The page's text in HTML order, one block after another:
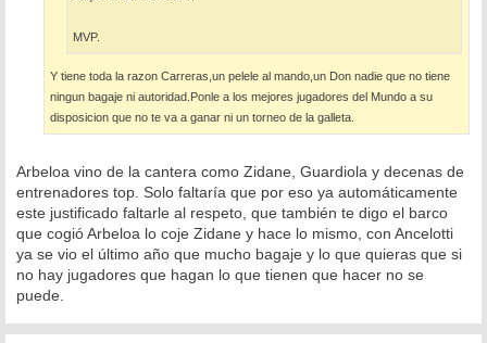
MVP.
Y tiene toda la razon Carreras,un pelele al mando,un Don nadie que no tiene
ningun bagaje ni autoridad.Ponle a los mejores jugadores del Mundo a su
disposicion que no te va a ganar ni un torneo de la galleta.
Arbeloa vino de la cantera como Zidane, Guardiola y decenas de
entrenadores top. Solo faltaría que por eso ya automáticamente
este justificado faltarle al respeto, que también te digo el barco
que cogió Arbeloa lo coje Zidane y hace lo mismo, con Ancelotti
ya se vio el último año que mucho bagaje y lo que quieras que si
no hay jugadores que hagan lo que tienen que hacer no se
puede.